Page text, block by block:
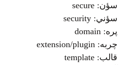
سؤن: secure
سؤني: security
پره: domain
چربه: extension/plugin
قالب: template